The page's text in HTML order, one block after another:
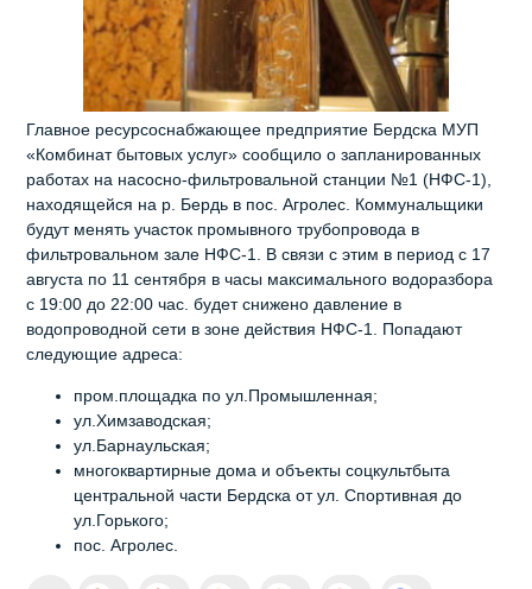
Главное ресурсоснабжающее предприятие Бердска МУП
«Комбинат бытовых услуг» сообщило о запланированных
работах на насосно-фильтровальной станции №1 (НФС-1),
находящейся на р. Бердь в пос. Агролес. Коммунальщики
будут менять участок промывного трубопровода в
фильтровальном зале НФС-1. В связи с этим в период с 17
августа по 11 сентября в часы максимального водоразбора
с 19:00 до 22:00 час. будет снижено давление в
водопроводной сети в зоне действия НФС-1. Попадают
следующие адреса:
пром.площадка по ул.Промышленная;
ул.Химзаводская;
ул.Барнаульская;
многоквартирные дома и объекты соцкультбыта
центральной части Бердска от ул. Спортивная до
ул.Горького;
пос. Агролес.